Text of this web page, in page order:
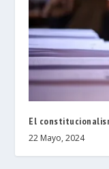
El
22 Mayo, 2024